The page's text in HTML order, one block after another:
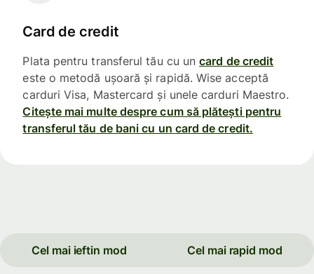
Card de credit
Plata pentru transferul tău cu uncard de credit
este o metodă ușoară și rapidă. Wise acceptă
carduri Visa, Mastercard și unele carduri Maestro.
Citește mai multe despre cum să plătești pentru
transferul tău de bani cu un card de credit.
Cel mai ieftin mod Cel mai rapid mod